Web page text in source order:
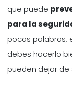
que puede
para la
pocas palabras,
debes hacerlo
pueden dejar de